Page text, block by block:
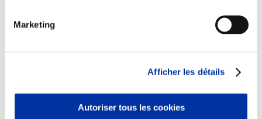
Marketing
Afficher les détails
Autoriser tous les cookies
Consommation
Sécurité sanitaire